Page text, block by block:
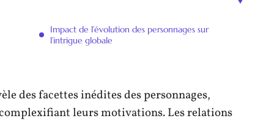
Impact de l’évolution des personnages sur
l’intrigue globale
des facettes inédites des personnages,
leurs motivations. Les relations